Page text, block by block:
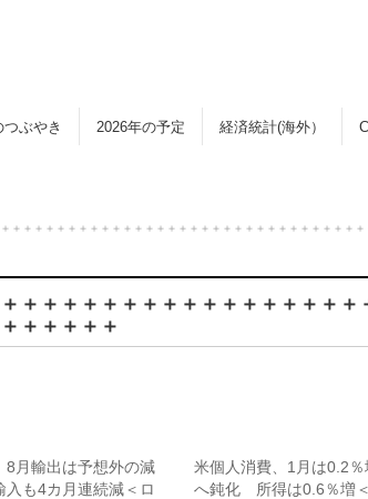
ぶやき 2026年の予定 経済統計(海外）
＋＋＋＋＋＋＋＋＋＋＋＋＋＋＋＋＋＋＋＋＋＋＋＋＋＋＋＋＋＋＋
＋＋＋＋＋＋＋＋＋＋＋＋＋＋＋＋＋
＋＋＋＋＋
8月輸出は予想外の減
も4カ月連続減＜ロ
米個人消費、1月は0.2％
へ鈍化 所得は0.6％増